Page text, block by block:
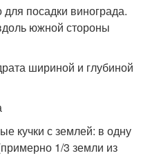
посадки винограда.
южной стороны
шириной и глубиной
кучки с землей: в одну
1/3 земли из